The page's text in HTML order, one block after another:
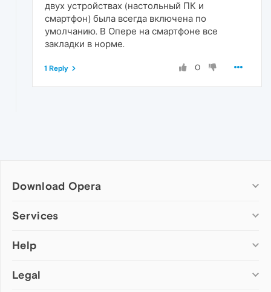
двух устройствах (настольный ПК и
смартфон) была всегда включена по
умолчанию. В Опере на смартфоне все
закладки в норме.
0
1 Reply
Download Opera
Computer browsers
Opera for Mac
Opera beta version
Services
Add-ons
Wallpapers
Help
Help & support
Legal